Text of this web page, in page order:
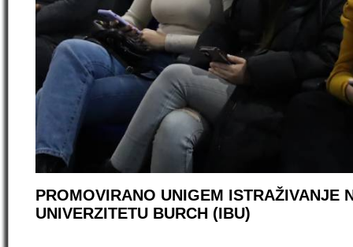
PROMOVIRANO UNIGEM ISTRAŽIVANJE
UNIVERZITETU BURCH (IBU)